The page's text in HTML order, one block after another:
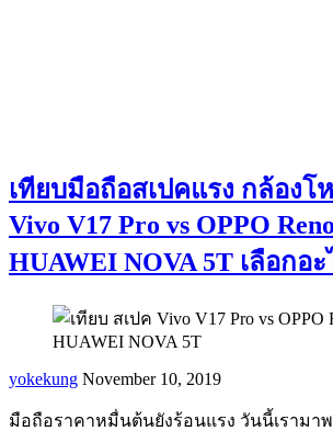
เทียบมือถือสเปคแรง กล้องโ
Vivo V17 Pro vs OPPO
HUAWEI NOVA 5T เลือกอะ
yokekung November 10, 2019
มือถือราคาหมื่นต้นยังร้อนแรง วันนี้เรามา